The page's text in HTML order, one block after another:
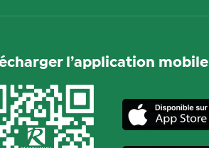
l’application mobile